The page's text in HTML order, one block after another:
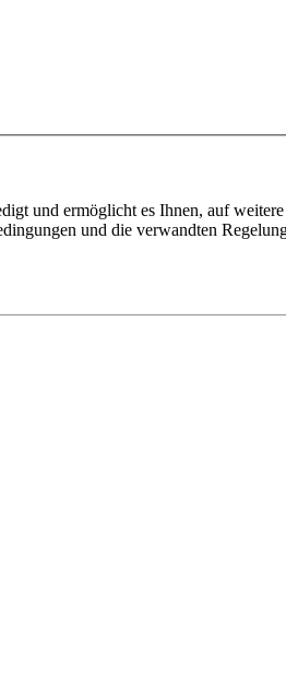
und ermöglicht es Ihnen, auf
und die verwandten